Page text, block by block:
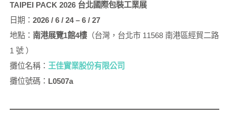
TAIPEI PACK 2026 台北國際包裝工業展
日期：2026 / 6 / 24 – 6 / 27
地點： 南港展覽1館4樓（台灣，台北市 11568 南港區經貿二路
1 號 ）
攤位名稱： 王佳實業股份有限公司
攤位號碼： L0507a